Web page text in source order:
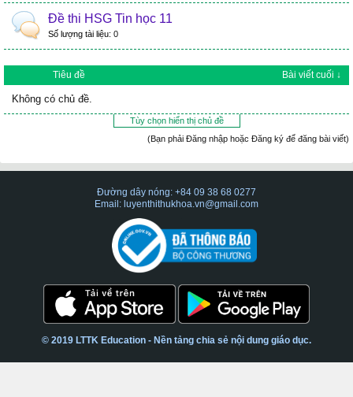
Đề thi HSG Tin học 11
Số lượng tài liệu: 0
Tiêu đề Bài viết cuối ↓
Không có chủ đề.
Tùy chọn hiển thị chủ đề
(Bạn phải Đăng nhập hoặc Đăng ký để đăng bài viết)
Đường dây nóng: +84 09 38 68 0277
Email: luyenthithukhoa.vn@gmail.com
© 2019 LTTK Education - Nền tảng chia sẻ nội dung giáo dục.